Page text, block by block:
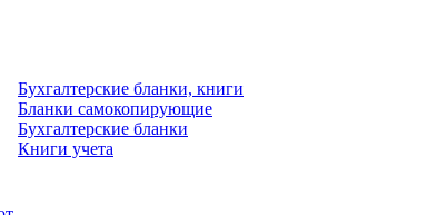
Бухгалтерские бланки, книги
Бланки самокопирующие
Бухгалтерские бланки
Книги учета